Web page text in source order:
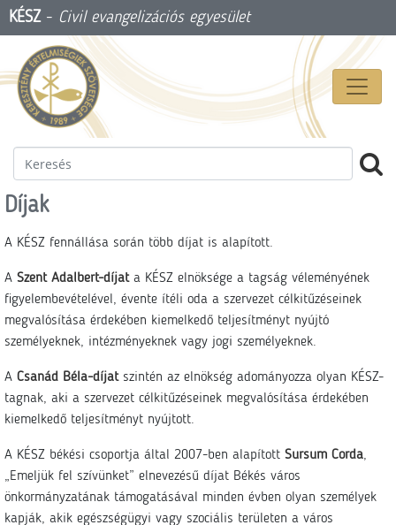
KÉSZ- Civil evangelizációs egyesület
Díjak
A KÉSZ fennállása során több díjat is alapított.
A Szent Adalbert-díjata KÉSZ elnöksége a tagság véleményének
figyelembevételével, évente ítéli oda a szervezet célkitűzéseinek
megvalósítása érdekében kiemelkedő teljesítményt nyújtó
személyeknek, intézményeknek vagy jogi személyeknek.
A Csanád Béla-díjat szintén az elnökség adományozza olyan KÉSZ-
tagnak, aki a szervezet célkitűzéseinek megvalósítása érdekében
kiemelkedő teljesítményt nyújtott.
A KÉSZ békési csoportja által 2007-ben alapított Sursum Corda,
„Emeljük fel szívünket” elnevezésű díjat Békés város
önkormányzatának támogatásával minden évben olyan személyek
kapják, akik egészségügyi vagy szociális területen a város